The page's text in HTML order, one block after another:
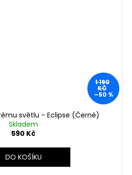
1 190
KČ
–50 %
světlu - Eclipse (Černé)
Skladem
590 Kč
DO KOŠÍKU